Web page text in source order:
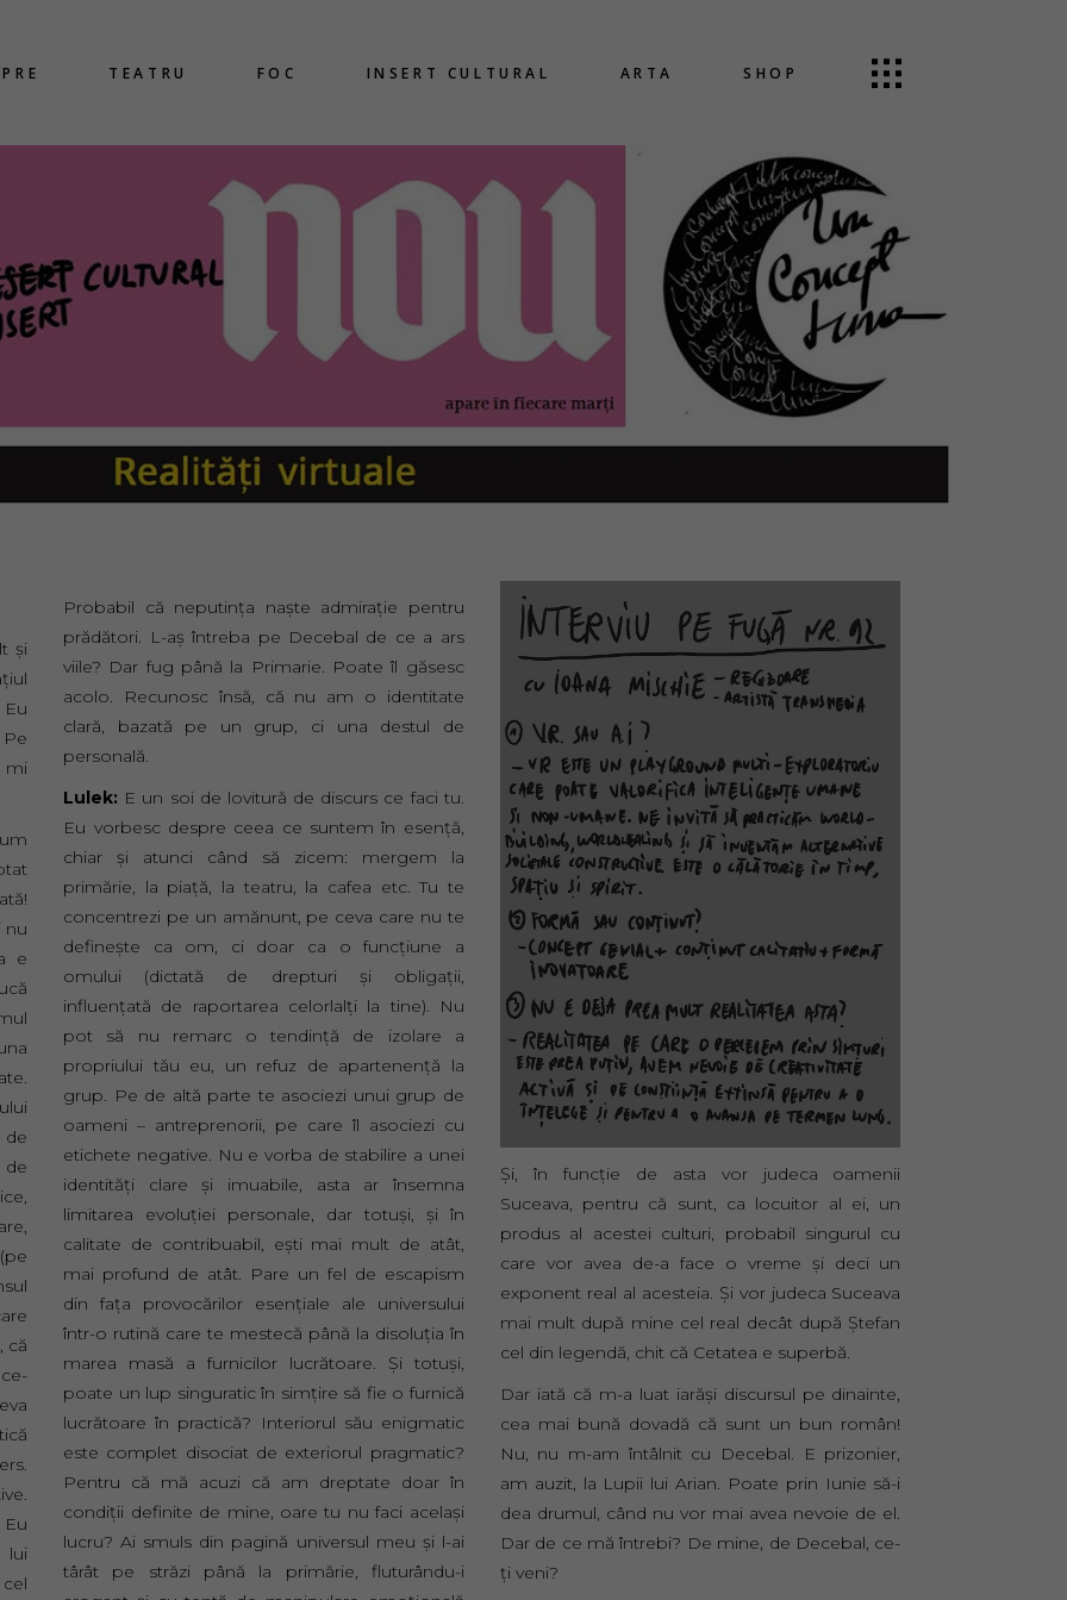
TEATRU FOC INSERT CULTURAL ARTA SHOP
şi
mi
nu
e
de
că
lui
Probabil că neputinţa naşte admiraţie pentru
prădători. L-aş întreba pe Decebal de ce a ars
viile? Dar fug până la Primarie. Poate îl găsesc
acolo. Recunosc însă, că nu am o identitate
clară, bazată pe un grup, ci una destul de
personală.
Lulek: E un soi de lovitură de discurs ce faci tu.
Eu vorbesc despre ceea ce suntem în esenţă,
chiar şi atunci când să zicem: mergem la
primărie, la piaţă, la teatru, la cafea etc. Tu te
concentrezi pe un amănunt, pe ceva care nu te
defineşte ca om, ci doar ca o funcţiune a
omului (dictată de drepturi şi obligaţii,
influenţată de raportarea celorlalţi la tine). Nu
pot să nu remarc o tendinţă de izolare a
propriului tău eu, un refuz de apartenenţă la
grup. Pe de altă parte te asociezi unui grup de
oameni – antreprenorii, pe care îl asociezi cu
etichete negative. Nu e vorba de stabilire a unei
identităţi clare şi imuabile, asta ar însemna
limitarea evoluţiei personale, dar totuşi, şi în
calitate de contribuabil, eşti mai mult de atât,
mai profund de atât. Pare un fel de escapism
din faţa provocărilor esenţiale ale universului
într-o rutină care te mestecă până la disoluţia în
marea masă a furnicilor lucrătoare. Şi totuşi,
poate un lup singuratic în simţire să fie o furnică
lucrătoare în practică? Interiorul său enigmatic
este complet disociat de exteriorul pragmatic?
Pentru că mă acuzi că am dreptate doar în
condiţii definite de mine, oare tu nu faci acelaşi
lucru? Ai smuls din pagină universul meu şi l-ai
târât pe străzi până la primărie, fluturându-i
Şi, în funcţie de asta vor judeca oamenii
Suceava, pentru că sunt, ca locuitor al ei, un
produs al acestei culturi, probabil singurul cu
care vor avea de-a face o vreme şi deci un
exponent real al acesteia. Şi vor judeca Suceava
mai mult după mine cel real decât după Ştefan
cel din legendă, chit că Cetatea e superbă.
Dar iată că m-a luat iarăşi discursul pe dinainte,
cea mai bună dovadă că sunt un bun român!
Nu, nu m-am întâlnit cu Decebal. E prizonier,
am auzit, la Lupii lui Arian. Poate prin Iunie să-i
dea drumul, când nu vor mai avea nevoie de el.
Dar de ce mă întrebi? De mine, de Decebal, ce-
ţi veni?